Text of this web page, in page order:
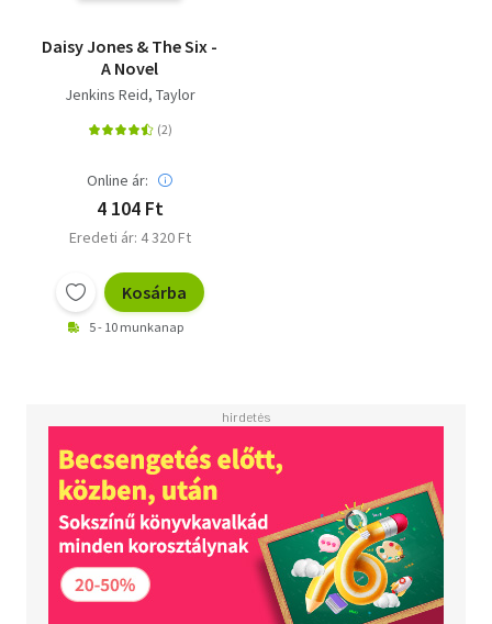
Daisy Jones & The Six -
A Novel
Jenkins Reid, Taylor
Online ár:
4 104 Ft
Eredeti ár: 4 320 Ft
Kosárba
5 - 10 munkanap